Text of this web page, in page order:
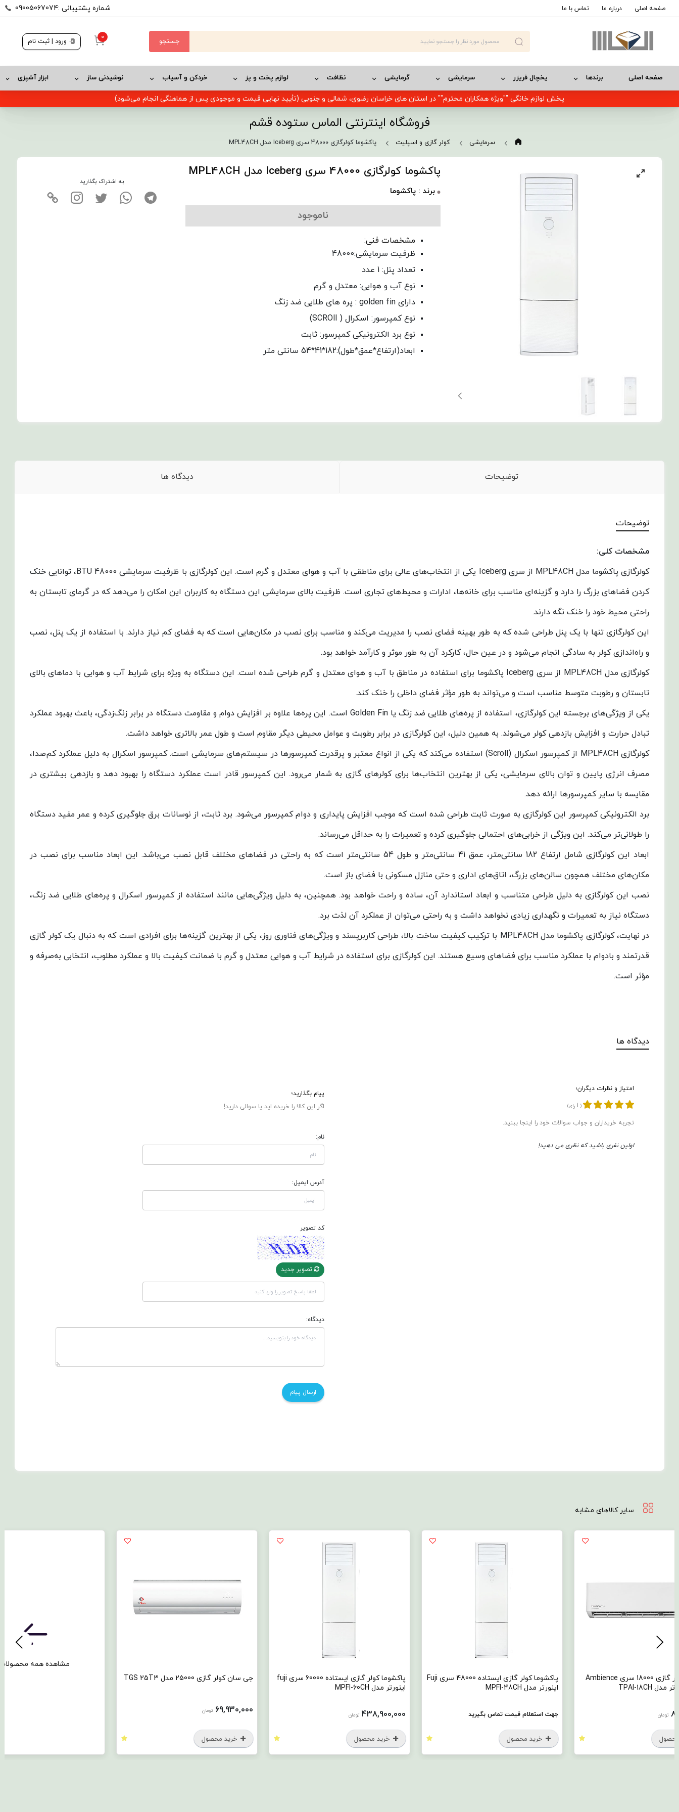
صفحه اصلی درباره ما تماس با ما شماره پشتیبانی :09005067074
جستجو 0 ورود | ثبت نام
صفحه اصلی برندها یخچال فریزر سرمایشی گرمایشی نظافت لوازم پخت و پز خردکن و آسیاب نوشیدنی ساز ابزار آشپزی
پخش لوازم خانگی ""ویژه همکاران محترم"" در استان های خراسان رضوی، شمالی و جنوبی (تأیید نهایی قیمت و موجودی پس از هماهنگی انجام می‌شود)
فروشگاه اینترنتی الماس ستوده قشم
سرمایشی کولر گازی و اسپلیت پاکشوما کولرگازی 48000 سری Iceberg مدل MPL48CH
پاکشوما کولرگازی 48000 سری Iceberg مدل MPL48CH
برند : پاکشوما
ناموجود
مشخصات فنی:
ظرفیت سرمایشی:48000
تعداد پنل: 1 عدد
نوع آب و هوایی: معتدل و گرم
دارای golden fin : پره های طلایی ضد زنگ
نوع کمپرسور: اسکرال ( SCROll)
نوع برد الکترونیکی کمپرسور: ثابت
ابعاد(ارتفاع*عمق*طول):182*41*54 سانتی متر
به اشتراک بگذارید
توضیحات دیدگاه ها
توضیحات
مشخصات کلی:
کولرگازی پاکشوما مدل MPL48CH از سری Iceberg یکی از انتخاب‌های عالی برای مناطقی با آب و هوای معتدل و گرم است. این کولرگازی با ظرفیت سرمایشی 48000 BTU، توانایی خنک
کردن فضاهای بزرگ را دارد و گزینه‌ای مناسب برای خانه‌ها، ادارات و محیط‌های تجاری است. ظرفیت بالای سرمایشی این دستگاه به کاربران این امکان را می‌دهد که در گرمای تابستان به
راحتی محیط خود را خنک نگه دارند.
این کولرگازی تنها با یک پنل طراحی شده که به طور بهینه فضای نصب را مدیریت می‌کند و مناسب برای نصب در مکان‌هایی است که به فضای کم نیاز دارند. با استفاده از یک پنل، نصب
و راه‌اندازی کولر به سادگی انجام می‌شود و در عین حال، کارکرد آن به طور موثر و کارآمد خواهد بود.
کولرگازی مدل MPL48CH از سری Iceberg پاکشوما برای استفاده در مناطق با آب و هوای معتدل و گرم طراحی شده است. این دستگاه به ویژه برای شرایط آب و هوایی با دماهای بالای
تابستان و رطوبت متوسط مناسب است و می‌تواند به طور مؤثر فضای داخلی را خنک کند.
یکی از ویژگی‌های برجسته این کولرگازی، استفاده از پره‌های طلایی ضد زنگ یا Golden Fin است. این پره‌ها علاوه بر افزایش دوام و مقاومت دستگاه در برابر زنگ‌زدگی، باعث بهبود عملکرد
تبادل حرارت و افزایش بازدهی کولر می‌شوند. به همین دلیل، این کولرگازی در برابر رطوبت و عوامل محیطی دیگر مقاوم است و طول عمر بالاتری خواهد داشت.
کولرگازی MPL48CH از کمپرسور اسکرال (Scroll) استفاده می‌کند که یکی از انواع معتبر و پرقدرت کمپرسورها در سیستم‌های سرمایشی است. کمپرسور اسکرال به دلیل عملکرد کم‌صدا،
مصرف انرژی پایین و توان بالای سرمایشی، یکی از بهترین انتخاب‌ها برای کولرهای گازی به شمار می‌رود. این کمپرسور قادر است عملکرد دستگاه را بهبود دهد و بازدهی بیشتری در
مقایسه با سایر کمپرسورها ارائه دهد.
برد الکترونیکی کمپرسور این کولرگازی به صورت ثابت طراحی شده است که موجب افزایش پایداری و دوام کمپرسور می‌شود. برد ثابت، از نوسانات برق جلوگیری کرده و عمر مفید دستگاه
را طولانی‌تر می‌کند. این ویژگی از خرابی‌های احتمالی جلوگیری کرده و تعمیرات را به حداقل می‌رساند.
ابعاد این کولرگازی شامل ارتفاع 182 سانتی‌متر، عمق 41 سانتی‌متر و طول 54 سانتی‌متر است که به راحتی در فضاهای مختلف قابل نصب می‌باشد. این ابعاد مناسب برای نصب در
مکان‌های مختلف همچون سالن‌های بزرگ، اتاق‌های اداری و حتی منازل مسکونی با فضای باز است.
نصب این کولرگازی به دلیل طراحی متناسب و ابعاد استاندارد آن، ساده و راحت خواهد بود. همچنین، به دلیل ویژگی‌هایی مانند استفاده از کمپرسور اسکرال و پره‌های طلایی ضد زنگ،
دستگاه نیاز به تعمیرات و نگهداری زیادی نخواهد داشت و به راحتی می‌توان از عملکرد آن لذت برد.
در نهایت، کولرگازی پاکشوما مدل MPL48CH با ترکیب کیفیت ساخت بالا، طراحی کاربرپسند و ویژگی‌های فناوری روز، یکی از بهترین گزینه‌ها برای افرادی است که به دنبال یک کولر گازی
قدرتمند و بادوام با عملکرد مناسب برای فضاهای وسیع هستند. این کولرگازی برای استفاده در شرایط آب و هوایی معتدل و گرم با ضمانت کیفیت بالا و عملکرد مطلوب، انتخابی به‌صرفه و
مؤثر است.
دیدگاه ها
امتیاز و نظرات دیگران؛
(
1 رای)
تجربه خریداران و جواب سوالات خود را اینجا ببنید.
اولین نفری باشید که نظری می دهید!
پیام بگذارید؛
اگر این کالا را خریده اید یا سوالی دارید!
نام:
آدرس ایمیل:
کد تصویر
تصویر جدید
دیدگاه:
سایر کالاهای مشابه
پاکشوما کولر گازی 18000 سری Ambience
پاکشوما کولر گازی ایستاده 48000 سری Fuji
اینورتر مدل MPFI-48CH
جهت استعلام قیمت تماس بگیرید
خرید محصول
پاکشوما کولر گازی ایستاده 60000 سری fuji
اینورتر مدل MPFI-60CH
438,900,000 تومان
خرید محصول
جی سان کولر گازی 25000 مدل TGS 25T3
69,930,000 تومان
خرید محصول
مشاهده همه محصولات